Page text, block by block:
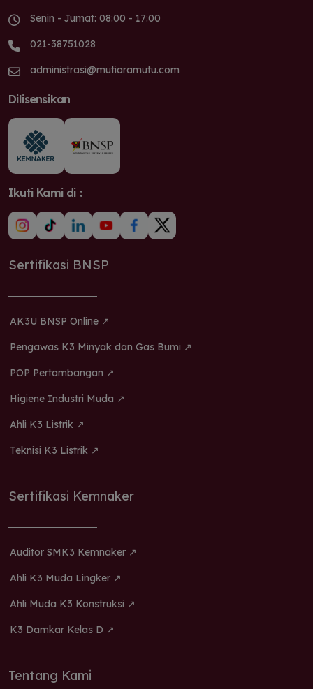
Senin - Jumat: 08:00 - 17:00
021-38751028
administrasi@mutiaramutu.com
Dilisensikan
Ikuti Kami di :
Sertifikasi BNSP
AK3U BNSP Online ↗
Pengawas K3 Minyak dan Gas Bumi ↗
POP Pertambangan ↗
Higiene Industri Muda ↗
Ahli K3 Listrik ↗
Teknisi K3 Listrik ↗
Sertifikasi Kemnaker
Auditor SMK3 Kemnaker ↗
Ahli K3 Muda Lingker ↗
Ahli Muda K3 Konstruksi ↗
K3 Damkar Kelas D ↗
Tentang Kami